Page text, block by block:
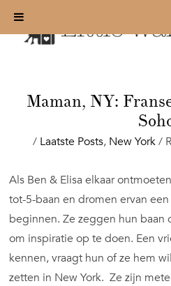
Maman, NY:
/ Laatste Posts, New York/
Als Ben & Elisa elkaar
tot-5-baan en dromen ervan
beginnen. Ze zeggen hun baan
om inspiratie op te doen. Een
kennen, vraagt hun of ze hem
zetten in New York. Ze zijn